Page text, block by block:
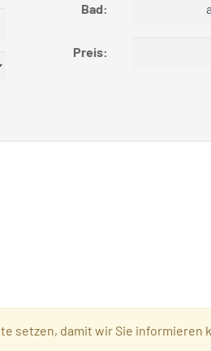
Bad:
Preis:
setzen, damit wir Sie informieren